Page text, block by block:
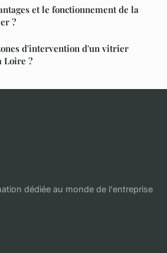
et le fonctionnement de la
?
d'intervention d'un vitrier
Loire ?
dédiée au monde de l'entreprise